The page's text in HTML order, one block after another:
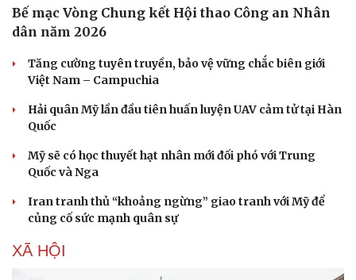
Bế mạc Vòng Chung kết Hội thao Công an Nhân
dân năm 2026
Tăng cường tuyên truyền, bảo vệ vững chắc biên giới
Việt Nam – Campuchia
Hải quân Mỹ lần đầu tiên huấn luyện UAV cảm tử tại Hàn
Quốc
Mỹ sẽ có học thuyết hạt nhân mới đối phó với Trung
Quốc và Nga
Iran tranh thủ “khoảng ngừng” giao tranh với Mỹ để
củng cố sức mạnh quân sự
XÃ HỘI